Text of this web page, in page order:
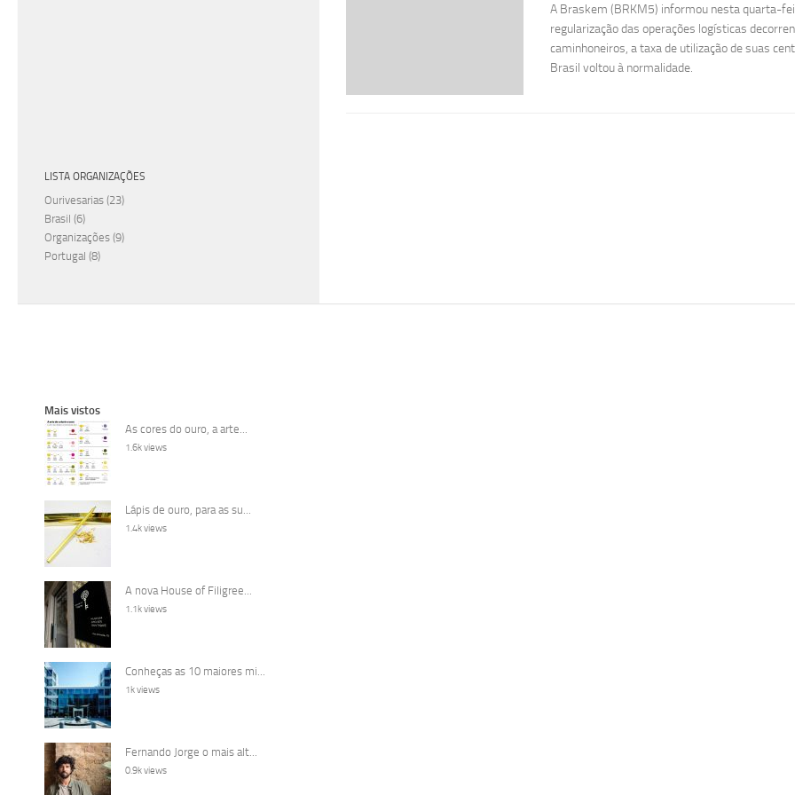
A Braskem (BRKM5) informou nesta quarta-
regularização das operações logísticas
caminhoneiros, a taxa de utilização de suas
Brasil voltou à normalidade.
LISTA ORGANIZAÇÕES
Ourivesarias (23)
Brasil (6)
Organizações (9)
Portugal (8)
Mais vistos
As cores do ouro, a arte...
1.6k views
Lápis de ouro, para as su...
1.4k views
A nova House of Filigree...
1.1k views
Conheças as 10 maiores mi...
1k views
Fernando Jorge o mais alt...
0.9k views